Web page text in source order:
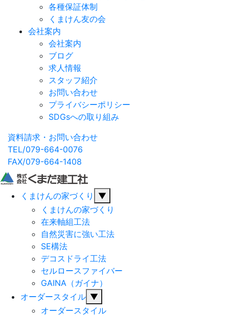
各種保証体制
くまけん友の会
会社案内
会社案内
ブログ
求人情報
スタッフ紹介
お問い合わせ
プライバシーポリシー
SDGsへの取り組み
資料請求・お問い合わせ
TEL/079-664-0076
FAX/079-664-1408
くまけんの家づくり
▼
くまけんの家づくり
在来軸組工法
自然災害に強い工法
SE構法
デコスドライ工法
セルロースファイバー
GAINA（ガイナ）
オーダースタイル ▼
オーダースタイル